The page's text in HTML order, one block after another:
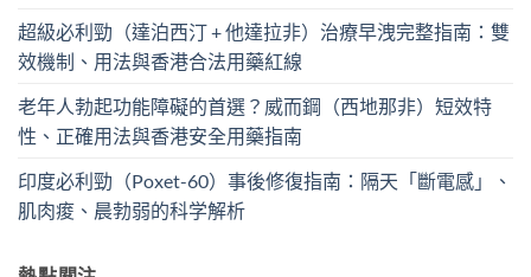
超級必利勁（達泊西汀 + 他達拉非）治療早洩完整指南：雙
效機制、用法與香港合法用藥紅線
老年人勃起功能障礙的首選？威而鋼（西地那非）短效特
性、正確用法與香港安全用藥指南
印度必利勁（Poxet-60）事後修復指南：隔天「斷電感」、
肌肉痠、晨勃弱的科学解析